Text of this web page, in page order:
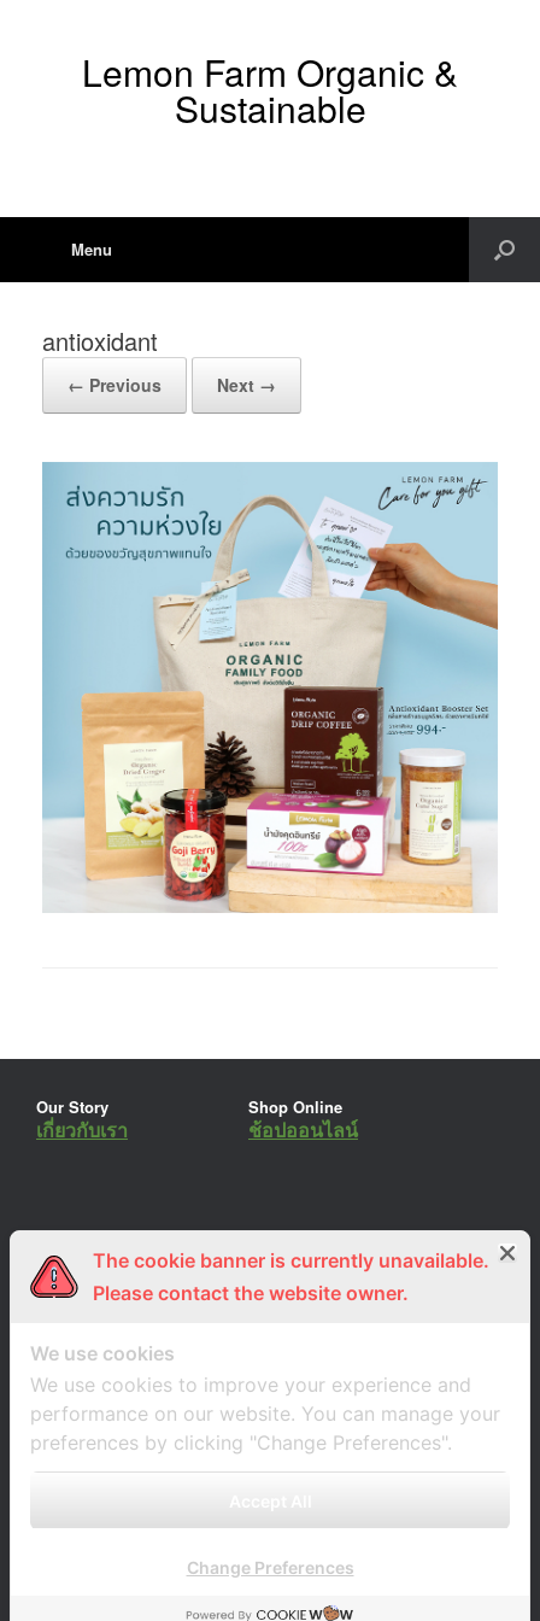
Lemon Farm Organic &
Sustainable
Menu
antioxidant
← Previous Next →
Our Story
เกี่ยวกับเรา
Shop Online
ช้อปออนไลน์
ร่วมงานกับเรา
สมัครงาน
Lemon Farm Cafe
ร้านอาหารอินทรีย์
The cookie banner is currently unavailable.
Please contact the website owner.
We use cookies
We use cookies to improve your experience and
performance on our website. You can manage your
preferences by clicking "Change Preferences".
Change Preferences